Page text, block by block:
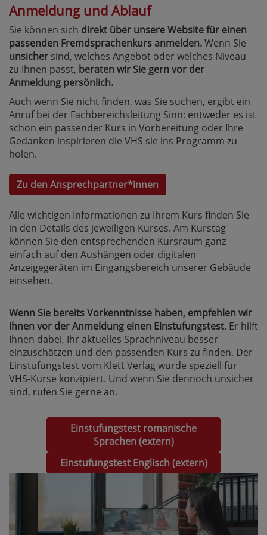
Anmeldung und Ablauf
Sie können sich direkt über unsere Website für einen
passenden Fremdsprachenkurs anmelden.Wenn Sie
unsicher sind, welches Angebot oder welches Niveau
zu Ihnen passt, beraten wir Sie gern vor der
Anmeldung persönlich.
Auch wenn Sie nicht finden, was Sie suchen, ergibt ein
Anruf bei der Fachbereichsleitung Sinn: entweder es ist
schon ein passender Kurs in Vorbereitung oder Ihre
Gedanken inspirieren die VHS sie ins Programm zu
holen.
Zu den Ansprechpartner*innen
Alle wichtigen Informationen zu Ihrem Kurs finden Sie
in den Details des jeweiligen Kurses. Am Kurstag
können Sie den entsprechenden Kursraum ganz
einfach auf den Aushängen oder digitalen
Anzeigegeräten im Eingangsbereich unserer Gebäude
einsehen.
Wenn Sie bereits Vorkenntnisse haben, empfehlen wir
Ihnen vor der Anmeldung einen Einstufungstest. Er hilft
Ihnen dabei, Ihr aktuelles Sprachniveau besser
einzuschätzen und den passenden Kurs zu finden. Der
Einstufungstest vom Klett Verlag wurde speziell für
VHS-Kurse konzipiert. Und wenn Sie dennoch unsicher
sind, rufen Sie gerne an.
Einstufungstest romanische
Sprachen (extern)
Einstufungstest Englisch (extern)